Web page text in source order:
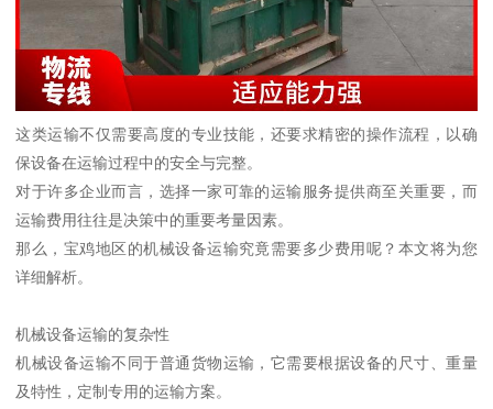
这类运输不仅需要高度的专业技能，还要求精密的操作流程，以确
保设备在运输过程中的安全与完整。
对于许多企业而言，选择一家可靠的运输服务提供商至关重要，而
运输费用往往是决策中的重要考量因素。
那么，宝鸡地区的机械设备运输究竟需要多少费用呢？本文将为您
详细解析。
机械设备运输的复杂性
机械设备运输不同于普通货物运输，它需要根据设备的尺寸、重量
及特性，定制专用的运输方案。